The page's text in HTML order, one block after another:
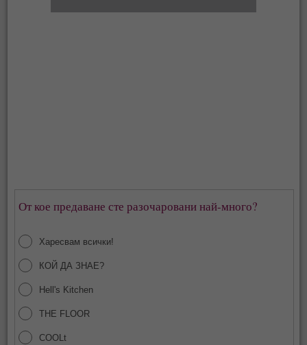
От кое предаване сте разочаровани най-много?
Харесвам всички!
КОЙ ДА ЗНАЕ?
Hell's Kitchen
THE FLOOR
COOLt